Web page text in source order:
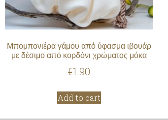
Μπομπονιέρα γάμου από ύφασμα ιβουάρ
με δέσιμο από κορδόνι χρώματος μόκα
€1.90
Add to cart